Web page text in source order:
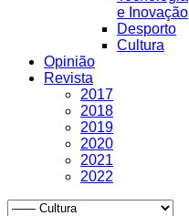
e Inovação
Desporto
Cultura
Opinião
Revista
2017
2018
2019
2020
2021
2022